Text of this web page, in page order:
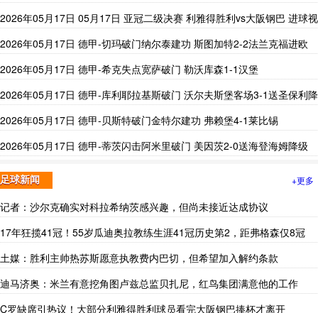
菲利克斯中柱
2026年05月17日 05月17日 亚冠二级决赛 利雅得胜利vs大阪钢巴 进球视
频
2026年05月17日 德甲-切玛破门纳尔泰建功 斯图加特2-2法兰克福进欧
冠
2026年05月17日 德甲-希克失点宽萨破门 勒沃库森1-1汉堡
2026年05月17日 德甲-库利耶拉基斯破门 沃尔夫斯堡客场3-1送圣保利降
级
2026年05月17日 德甲-贝斯特破门金特尔建功 弗赖堡4-1莱比锡
2026年05月17日 德甲-蒂茨闪击阿米里破门 美因茨2-0送海登海姆降级
足球新闻 +更多
记者：沙尔克确实对科拉希纳茨感兴趣，但尚未接近达成协议
17年狂揽41冠！55岁瓜迪奥拉教练生涯41冠历史第2，距弗格森仅8冠
土媒：胜利主帅热苏斯愿意执教费内巴切，但希望加入解约条款
迪马济奥：米兰有意挖角图卢兹总监贝扎尼，红鸟集团满意他的工作
C罗缺席引热议！大部分利雅得胜利球员看完大阪钢巴捧杯才离开